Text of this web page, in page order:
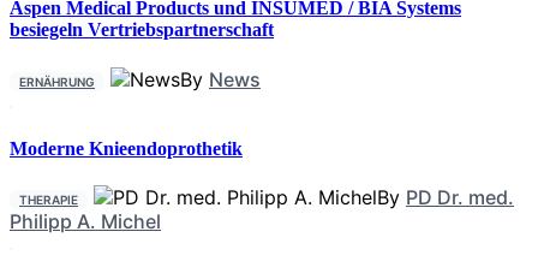
Aspen Medical Products und INSUMED / BIA Systems
besiegeln Vertriebspartnerschaft
ERNÄHRUNG By News
Moderne Knieendoprothetik
THERAPIE By PD Dr. med.
Philipp A. Michel